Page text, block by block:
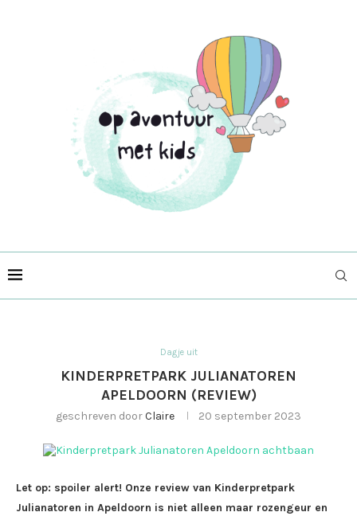
Dagje uit
KINDERPRETPARK JULIANATOREN
APELDOORN (REVIEW)
geschreven doorClaire 20 september 2023
Let op: spoiler alert! Onze review van Kinderpretpark
Julianatoren in Apeldoorn is niet alleen maar rozengeur en